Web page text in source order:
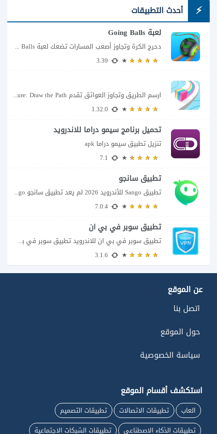
أحدث التطبيقات
لعبة Going Balls
دحرج الكرة وتجاوز أصعب المسارات تضعك لعبة Going Balls للأندرويد أمام تحدٍ يبدو بسيطًا...
ارسم الطريق وتجاوز العوائق تقدم Color Adventure: Draw the Path فكرة بسيطة تتحول سريعًا...
تحميل برنامج سيمو دراما للاندرويد
تنزيل تطبيق سيمو دراما apk
تطبيق سانجو
تطبيق Sango للأندرويد 2026 لم يعد تطبيق سانجو Sango مجرد مساحة لإرسال الرسائل أو...
تطبيق سوبر في بي ان
تطبيق سوبر في بي ان للاندرويد تطبيق سوبر في بي ان من تطبيقات الشبكات...
عن الموقع
اتصل بنا
حول الموقع
سياسة الخصوصية
استكشف أقسام الموقع
العاب تطبيقات الاتصالات
تطبيقات التصميم
تطبيقات الذكاء الاصطناعي
تطبيقات الشبكات الاجتماعية